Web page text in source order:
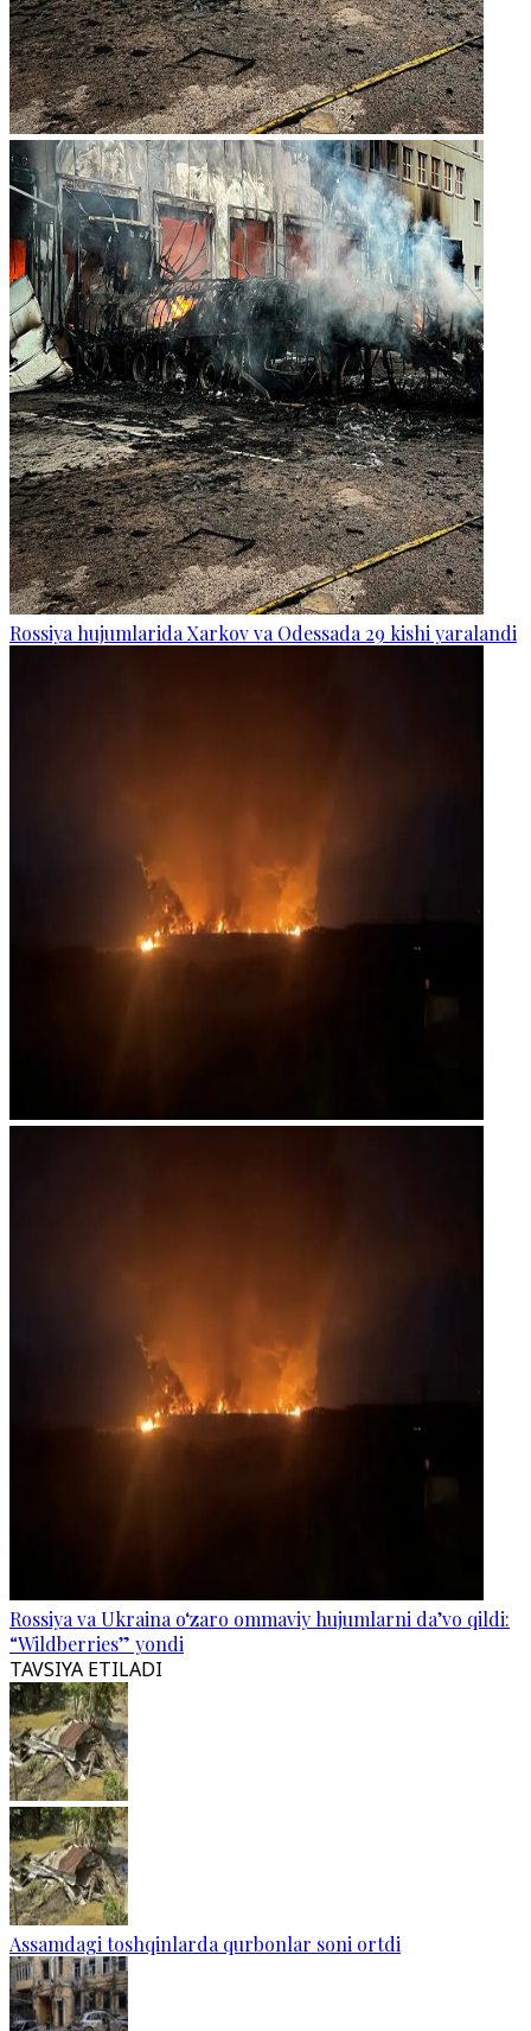
Rossiya hujumlarida Xarkov va Odessada 29 kishi yaralandi
Rossiya va Ukraina o‘zaro ommaviy hujumlarni da’vo qildi:
“Wildberries” yondi
TAVSIYA ETILADI
Assamdagi toshqinlarda qurbonlar soni ortdi